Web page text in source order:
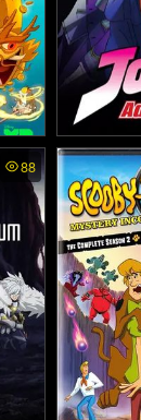
เป็ด
JoJo’s
พากย์ไทย
ตวร
88